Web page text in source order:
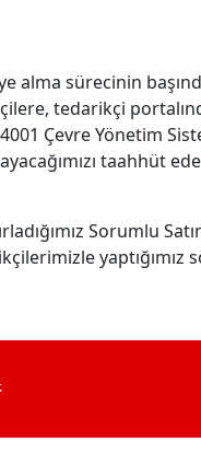
alma sürecinin
tedarikçi
Çevre Yönetim
taahhüt
Sorumlu
yaptığımız